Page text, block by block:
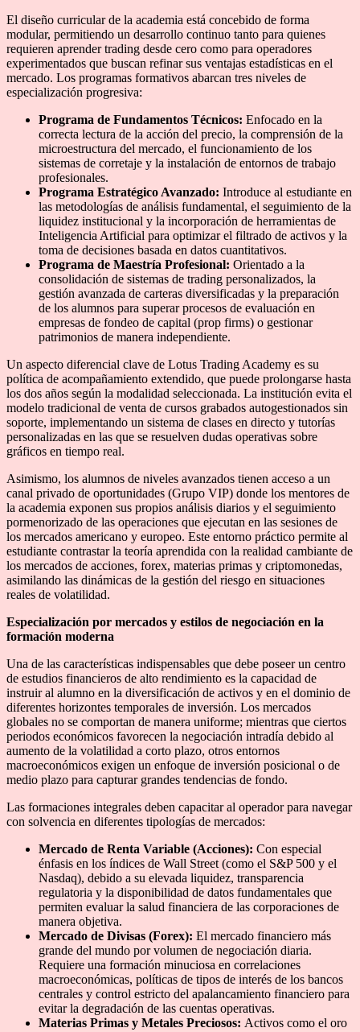
El diseño curricular de la academia está concebido de forma
modular, permitiendo un desarrollo continuo tanto para quienes
requieren aprender trading desde cero como para operadores
experimentados que buscan refinar sus ventajas estadísticas en el
mercado. Los programas formativos abarcan tres niveles de
especialización progresiva:
Programa de Fundamentos Técnicos: Enfocado en la
correcta lectura de la acción del precio, la comprensión de la
microestructura del mercado, el funcionamiento de los
sistemas de corretaje y la instalación de entornos de trabajo
profesionales.
Programa Estratégico Avanzado: Introduce al estudiante en
las metodologías de análisis fundamental, el seguimiento de la
liquidez institucional y la incorporación de herramientas de
Inteligencia Artificial para optimizar el filtrado de activos y la
toma de decisiones basada en datos cuantitativos.
Programa de Maestría Profesional: Orientado a la
consolidación de sistemas de trading personalizados, la
gestión avanzada de carteras diversificadas y la preparación
de los alumnos para superar procesos de evaluación en
empresas de fondeo de capital (prop firms) o gestionar
patrimonios de manera independiente.
Un aspecto diferencial clave de Lotus Trading Academy es su
política de acompañamiento extendido, que puede prolongarse hasta
los dos años según la modalidad seleccionada. La institución evita el
modelo tradicional de venta de cursos grabados autogestionados sin
soporte, implementando un sistema de clases en directo y tutorías
personalizadas en las que se resuelven dudas operativas sobre
gráficos en tiempo real.
Asimismo, los alumnos de niveles avanzados tienen acceso a un
canal privado de oportunidades (Grupo VIP) donde los mentores de
la academia exponen sus propios análisis diarios y el seguimiento
pormenorizado de las operaciones que ejecutan en las sesiones de
los mercados americano y europeo. Este entorno práctico permite al
estudiante contrastar la teoría aprendida con la realidad cambiante de
los mercados de acciones, forex, materias primas y criptomonedas,
asimilando las dinámicas de la gestión del riesgo en situaciones
reales de volatilidad.
Especialización por mercados y estilos de negociación en la
formación moderna
Una de las características indispensables que debe poseer un centro
de estudios financieros de alto rendimiento es la capacidad de
instruir al alumno en la diversificación de activos y en el dominio de
diferentes horizontes temporales de inversión. Los mercados
globales no se comportan de manera uniforme; mientras que ciertos
periodos económicos favorecen la negociación intradía debido al
aumento de la volatilidad a corto plazo, otros entornos
macroeconómicos exigen un enfoque de inversión posicional o de
medio plazo para capturar grandes tendencias de fondo.
Las formaciones integrales deben capacitar al operador para navegar
con solvencia en diferentes tipologías de mercados:
Mercado de Renta Variable (Acciones): Con especial
énfasis en los índices de Wall Street (como el S&P 500 y el
Nasdaq), debido a su elevada liquidez, transparencia
regulatoria y la disponibilidad de datos fundamentales que
permiten evaluar la salud financiera de las corporaciones de
manera objetiva.
Mercado de Divisas (Forex): El mercado financiero más
grande del mundo por volumen de negociación diaria.
Requiere una formación minuciosa en correlaciones
macroeconómicas, políticas de tipos de interés de los bancos
centrales y control estricto del apalancamiento financiero para
evitar la degradación de las cuentas operativas.
Materias Primas y Metales Preciosos: Activos como el oro